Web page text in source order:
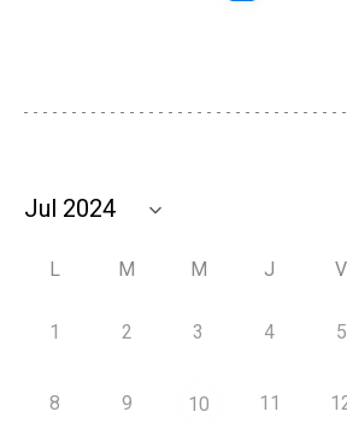
L M M J V
1 2 3 4 5
8 9 10 11